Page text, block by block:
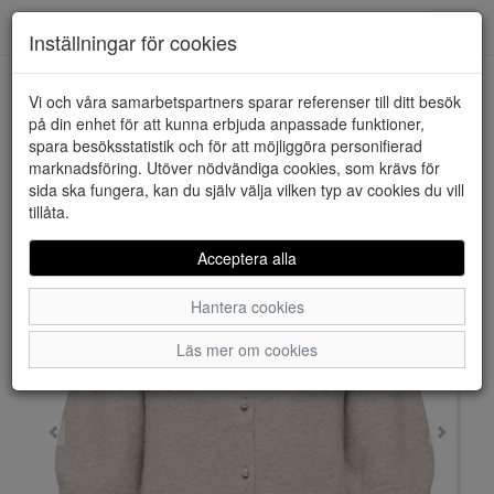
HEM JACQUELINE DE YONG
Inställningar för cookies
Vi och våra samarbetspartners sparar referenser till ditt besök
på din enhet för att kunna erbjuda anpassade funktioner,
spara besöksstatistik och för att möjliggöra personifierad
marknadsföring. Utöver nödvändiga cookies, som krävs för
sida ska fungera, kan du själv välja vilken typ av cookies du vill
tillåta.
Acceptera alla
Hantera cookies
Läs mer om cookies